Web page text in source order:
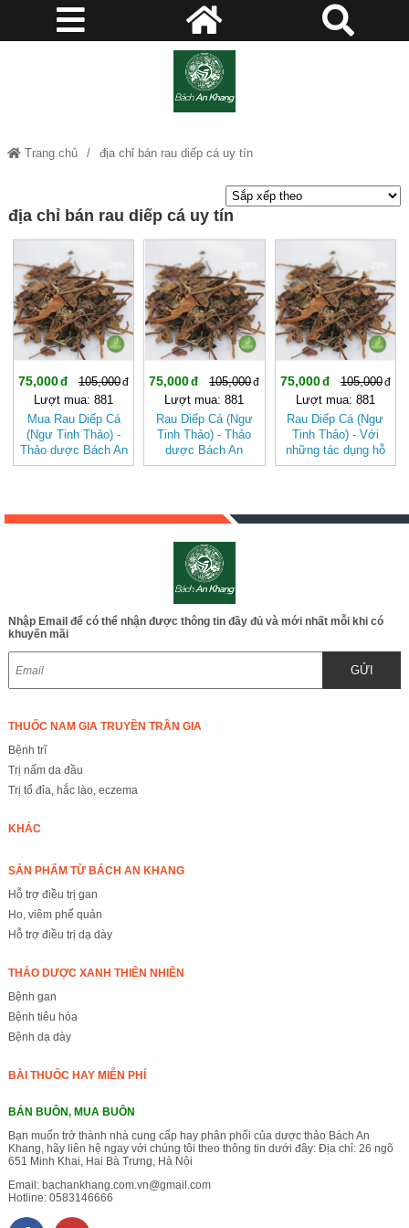
Trang chủ địa chỉ bán rau diếp cá uy tín
địa chỉ bán rau diếp cá uy tín
75,000
105,000
Lượt mua: 881
Mua Rau Diếp Cá
(Ngư Tinh Thảo) -
Thảo dược Bách An
Khang JD241
75,000
105,000
Lượt mua: 881
Rau Diếp Cá (Ngư
Tinh Thảo) - Thảo
dược Bách An
Khang JD241
75,000
105,000
Lượt mua: 881
Rau Diếp Cá (Ngư
Tinh Thảo) - Với
những tác dụng hỗ
trợ bệnh tuyệt vời
Nhập Email để có thể nhận được thông tin đầy đủ và mới nhất mỗi khi có
khuyến mãi
GỬI
THUỐC NAM GIA TRUYỀN TRẦN GIA
Bệnh trĩ
Trị nấm da đầu
Trị tổ đỉa, hắc lào, eczema
KHÁC
SẢN PHẨM TỪ BÁCH AN KHANG
Hỗ trợ điều trị gan
Ho, viêm phế quản
Hỗ trợ điều trị dạ dày
THẢO DƯỢC XANH THIÊN NHIÊN
Bệnh gan
Bệnh tiêu hóa
Bệnh dạ dày
BÀI THUỐC HAY MIỄN PHÍ
BÁN BUÔN, MUA BUÔN
Bạn muốn trở thành nhà cung cấp hay phân phối của dược thảo Bách An
Khang, hãy liên hệ ngay với chúng tôi theo thông tin dưới đây: Địa chỉ: 26 ngõ
651 Minh Khai, Hai Bà Trưng, Hà Nội
Email: bachankhang.com.vn@gmail.com
Hotline: 0583146666